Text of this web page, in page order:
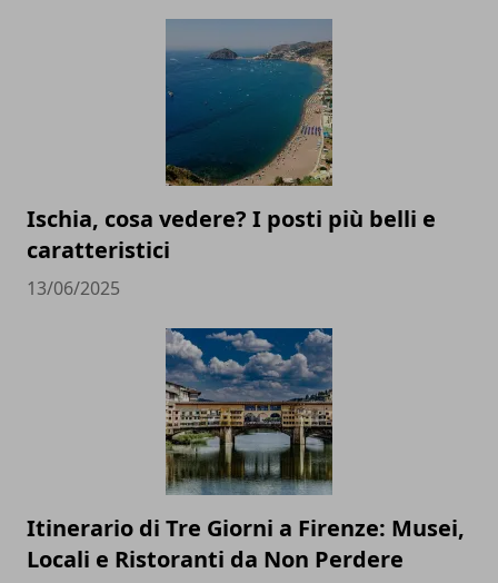
Ischia, cosa vedere? I posti più belli e
caratteristici
13/06/2025
Itinerario di Tre Giorni a Firenze: Musei,
Locali e Ristoranti da Non Perdere